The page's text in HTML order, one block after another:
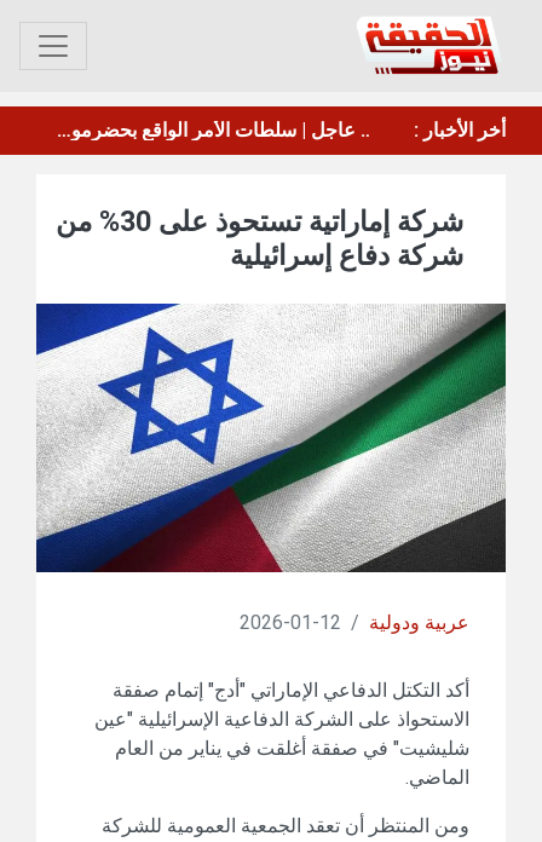
أخر الأخبار :
موسكو: تخلي اليابان عن وضعها كدولة غير نووية سيثير ردود فعل من الدول المجاورة إخماد حريق في منشأة تابعة لأرامكو السعودية بجيزان
شركة إماراتية تستحوذ على 30% من
شركة دفاع إسرائيلية
عربية ودولية /
12-01-2026
أكد التكتل الدفاعي الإماراتي "أدج" إتمام صفقة
الاستحواذ على الشركة الدفاعية الإسرائيلية "عين
شليشيت" في صفقة أغلقت في يناير من العام
الماضي.
ومن المنتظر أن تعقد الجمعية العمومية للشركة